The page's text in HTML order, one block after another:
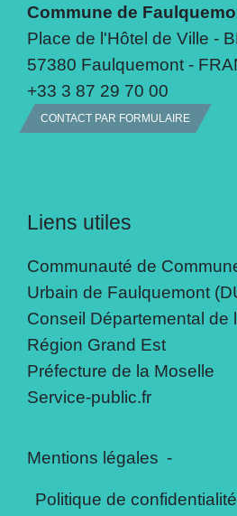
Commune de
Place de l'Hôtel de Ville -
57380 Faulquemont -
+33 3 87 29 70 00
CONTACT PAR FORMULAIRE
Liens utiles
Communauté de
Urbain de Faulquemont
Conseil Départemental de
Région Grand Est
Préfecture de la Moselle
Service-public.fr
Mentions légales -
Politique de confidentialité